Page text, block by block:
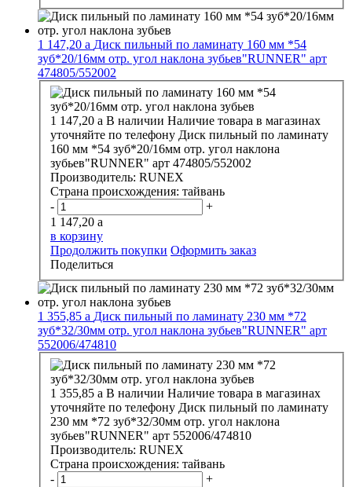
1 147,20 a Диск пильный по ламинату 160 мм *54
зуб*20/16мм отр. угол наклона зубьев"RUNNER" арт
474805/552002
1 147,20 a В наличии Наличие товара в магазинах
уточняйте по телефону Диск пильный по ламинату
160 мм *54 зуб*20/16мм отр. угол наклона
зубьев"RUNNER" арт 474805/552002
Производитель: RUNEX
Страна происхождения: тайвань
-
+
1 147,20 a
в корзину
Продолжить покупки Оформить заказ
Поделиться
1 355,85 a Диск пильный по ламинату 230 мм *72
зуб*32/30мм отр. угол наклона зубьев"RUNNER" арт
552006/474810
1 355,85 a В наличии Наличие товара в магазинах
уточняйте по телефону Диск пильный по ламинату
230 мм *72 зуб*32/30мм отр. угол наклона
зубьев"RUNNER" арт 552006/474810
Производитель: RUNEX
Страна происхождения: тайвань
-
+